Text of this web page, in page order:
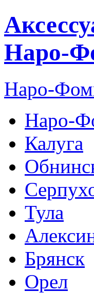
Наро-
Наро-
Наро-
Калуга
Тула
Брянск
Орел